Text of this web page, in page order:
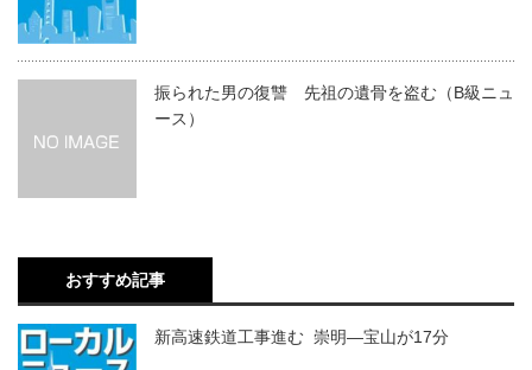
振られた男の復讐 先祖の遺骨を盗む（B級ニュ
ース）
おすすめ記事
新高速鉄道工事進む 崇明―宝山が17分